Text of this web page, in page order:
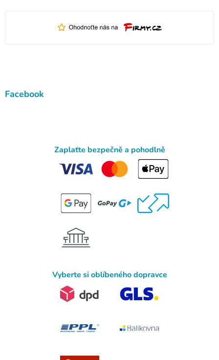
Facebook
Zaplaťte bezpečně a pohodlně
Vyberte si oblíbeného dopravce